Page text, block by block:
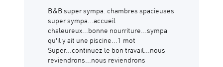
B&B super sympa. chambres spacieuses
super sympa...accueil
chaleureux...bonne nourriture...sympa
qu'il y ait une piscine...1 mot
Super...continuez le bon travail...nous
reviendrons...nous reviendrons